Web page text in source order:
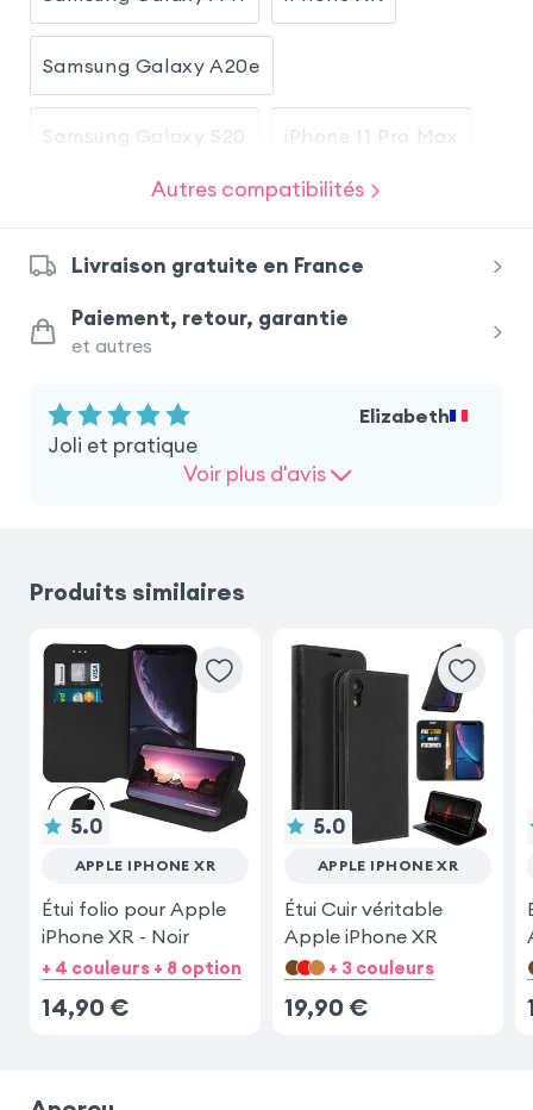
Samsung Galaxy A20e
Samsung Galaxy S20 iPhone 11 Pro Max
Sony Xperia XZ Premium Huawei P30 Lite
Samsung Galaxy S10e
Honor 20S
Autres compatibilités
Livraison gratuite en France
Paiement, retour, garantie
et autres
Elizabeth
Joli et pratique
Voir plus d'avis
Produits similaires
5.0
APPLE IPHONE XR
Étui folio pour Apple
iPhone XR - Noir
+ 4 couleurs + 8 option
14,90 €
5.0
APPLE IPHONE XR
Étui Cuir véritable
Apple iPhone XR
+ 3 couleurs
19,90 €